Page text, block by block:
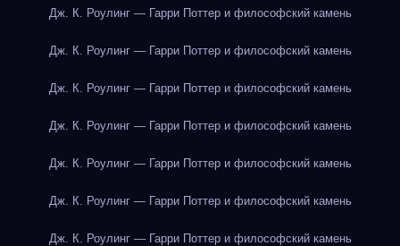
Дж. К. Роулинг — Гарри Поттер и философский камень
Дж. К. Роулинг — Гарри Поттер и философский камень
Дж. К. Роулинг — Гарри Поттер и философский камень
Дж. К. Роулинг — Гарри Поттер и философский камень
Дж. К. Роулинг — Гарри Поттер и философский камень
Дж. К. Роулинг — Гарри Поттер и философский камень
Дж. К. Роулинг — Гарри Поттер и философский камень